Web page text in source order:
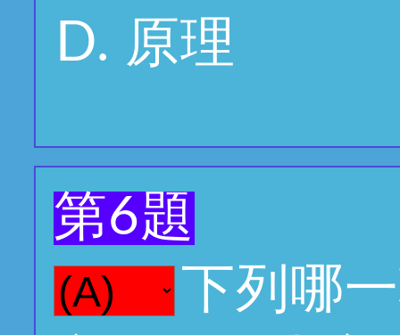
原理
第6題
下列哪